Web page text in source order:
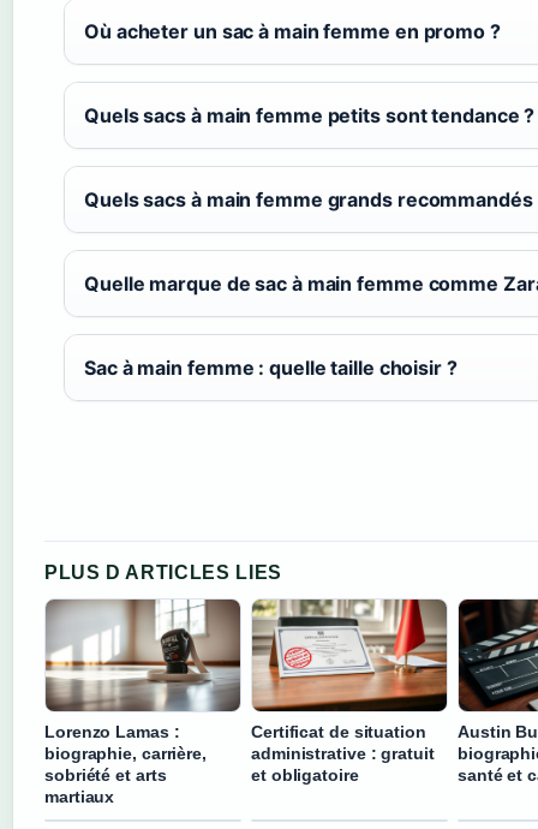
Où acheter un sac à main femme en promo ?
Quels sacs à main femme petits sont tendance ?
Quels sacs à main femme grands recommandés
Quelle marque de sac à main femme comme
Sac à main femme : quelle taille choisir ?
PLUS D ARTICLES LIES
Lorenzo Lamas :
biographie, carrière,
sobriété et arts
martiaux
Certificat de situation
administrative : gratuit
et obligatoire
Austin
santé et